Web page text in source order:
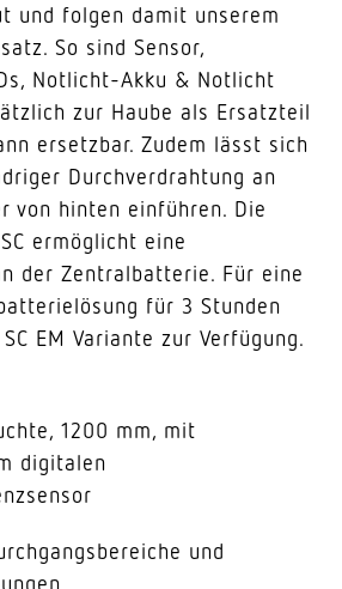
und folgen damit unserem
So sind Sensor,
Notlicht-Akku & Notlicht
zur Haube als Ersatzteil
ersetzbar. Zudem lässt sich
Durchverdrahtung an
von hinten einführen. Die
ermöglicht eine
der Zentralbatterie. Für eine
für 3 Stunden
EM Variante zur Verfügung.
1200 mm, mit
digitalen
und